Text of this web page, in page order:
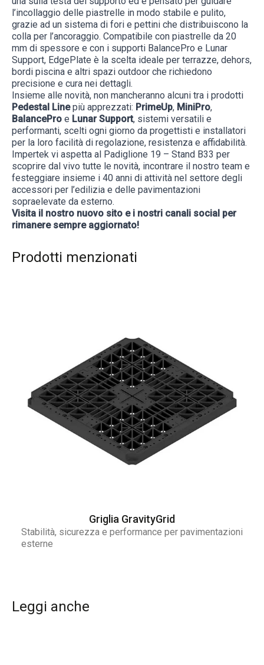
l’incollaggio delle piastrelle in modo stabile e pulito,
grazie ad un sistema di fori e pettini che distribuiscono la
colla per l’ancoraggio. Compatibile con piastrelle da 20
mm di spessore e con i supporti BalancePro e Lunar
Support, EdgePlate è la scelta ideale per terrazze, dehors,
bordi piscina e altri spazi outdoor che richiedono
precisione e cura nei dettagli.
Insieme alle novità, non mancheranno alcuni tra i prodotti
Pedestal Linepiù apprezzati: PrimeUp, MiniPro,
BalancePro e Lunar Support, sistemi versatili e
performanti, scelti ogni giorno da progettisti e installatori
per la loro facilità di regolazione, resistenza e affidabilità.
Impertek vi aspetta al Padiglione 19 – Stand B33 per
scoprire dal vivo tutte le novità, incontrare il nostro team e
festeggiare insieme i 40 anni di attività nel settore degli
accessori per l’edilizia e delle pavimentazioni
sopraelevate da esterno.
Visita il nostro nuovo sito e i nostri canali social per
rimanere sempre aggiornato!
Prodotti menzionati
Griglia GravityGrid
Stabilità, sicurezza e performance per pavimentazioni
esterne
Leggi anche